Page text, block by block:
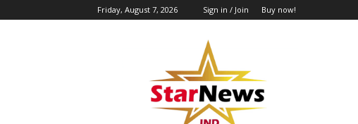
Friday, August 7, 2026 Sign in / Join Buy now!